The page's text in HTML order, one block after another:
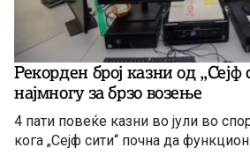
Рекорден број казни од „Сејф
најмногу за брзо возење
4 пати повеќе казни во јули во
кога „Сејф сити“ почна да